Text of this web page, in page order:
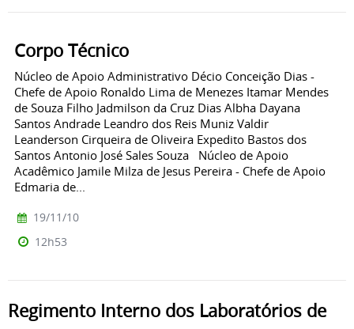
Corpo Técnico
Núcleo de Apoio Administrativo Décio Conceição Dias -
Chefe de Apoio Ronaldo Lima de Menezes Itamar Mendes
de Souza Filho Jadmilson da Cruz Dias Albha Dayana
Santos Andrade Leandro dos Reis Muniz Valdir
Leanderson Cirqueira de Oliveira Expedito Bastos dos
Santos Antonio José Sales Souza Núcleo de Apoio
Acadêmico Jamile Milza de Jesus Pereira - Chefe de Apoio
Edmaria de...
19/11/10
12h53
Regimento Interno dos Laboratórios de